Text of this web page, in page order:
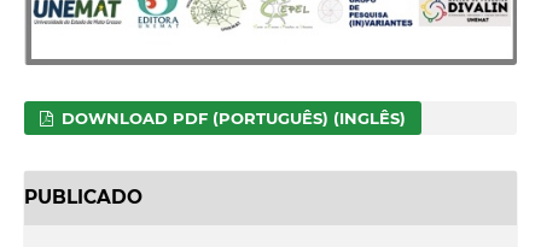
DOWNLOAD PDF (PORTUGUÊS) (INGLÊS)
PUBLICADO